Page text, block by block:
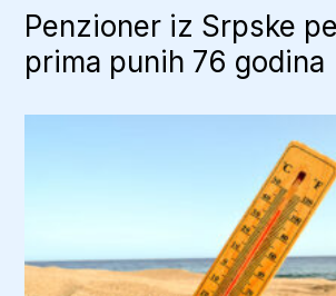
Penzioner iz Srpske
prima punih 76 godina